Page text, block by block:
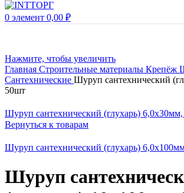
0 элемент 0,00 ₽
Нажмите, чтобы увеличить
Главная Строительные материалы Крепёж
Сантехнические Шуруп сантехнический
50шт
Шуруп сантехнический (глухарь)
Вернуться к товарам
Шуруп сантехнический (глухарь)
Шуруп